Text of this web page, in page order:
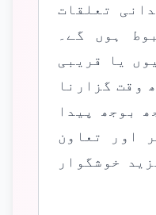
تعلقات
ہوں گے۔
یا قریبی
وقت گزارنا
بوجھ پیدا
اور تعاون
خوشگوار